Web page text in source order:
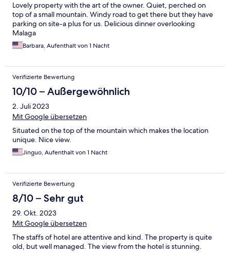
Lovely property with the art of the owner. Quiet, perched on
top of a small mountain. Windy road to get there but they have
parking on site-a plus for us. Delicious dinner overlooking
Malaga
Barbara, Aufenthalt von 1 Nacht
Verifizierte Bewertung
10/10 – Außergewöhnlich
2. Juli 2023
Mit Google übersetzen
Situated on the top of the mountain which makes the location
unique. Nice view.
Jinguo, Aufenthalt von 1 Nacht
Verifizierte Bewertung
8/10 – Sehr gut
29. Okt. 2023
Mit Google übersetzen
The staffs of hotel are attentive and kind. The property is quite
old, but well managed. The view from the hotel is stunning.